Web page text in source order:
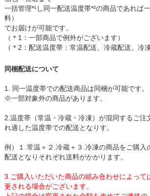
一括管理*¹し同一配送温度帯*²の商品であれば
料）
でお届けが可能です。
（＊1：一部商品で例外がございます）
（＊2：配送温度帯：常温配送、冷蔵配送、冷
同梱配送について
1. 同一温度帯での配送商品は同梱が可能です。
※一部対象外の商品があります。
2.温度帯（常温・冷蔵・冷凍）が混同するご注
れ適した温度帯での配送となりす。
例）１.常温＋２.冷蔵＋３.冷凍の商品をご購入
配送となりそれぞれ送料がかかります。
3.ご購入いただいた商品の組み合わせによって
更される場合がございます。